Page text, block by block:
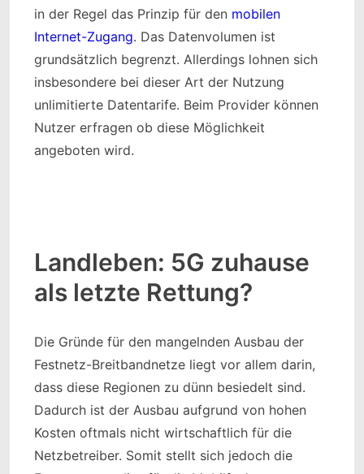
in der Regel das Prinzip für den mobilen
Internet-Zugang. Das Datenvolumen ist
grundsätzlich begrenzt. Allerdings lohnen sich
insbesondere bei dieser Art der Nutzung
unlimitierte Datentarife. Beim Provider können
Nutzer erfragen ob diese Möglichkeit
angeboten wird.
Landleben: 5G zuhause
als letzte Rettung?
Die Gründe für den mangelnden Ausbau der
Festnetz-Breitbandnetze liegt vor allem darin,
dass diese Regionen zu dünn besiedelt sind.
Dadurch ist der Ausbau aufgrund von hohen
Kosten oftmals nicht wirtschaftlich für die
Netzbetreiber. Somit stellt sich jedoch die